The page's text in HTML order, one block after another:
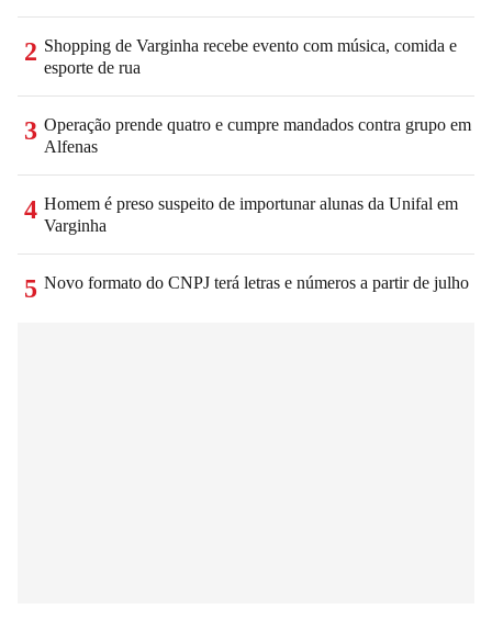
2 Shopping de Varginha recebe evento com música, comida e
esporte de rua
3 Operação prende quatro e cumpre mandados contra grupo em
Alfenas
4 Homem é preso suspeito de importunar alunas da Unifal em
Varginha
5 Novo formato do CNPJ terá letras e números a partir de julho